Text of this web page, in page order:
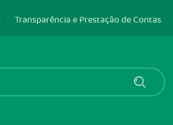
Transparência e Prestação de Contas